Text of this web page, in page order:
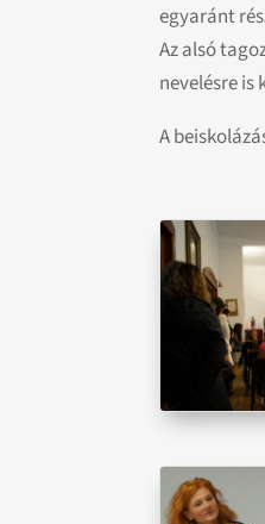
egyaránt
Az alsó
nevelésre
A